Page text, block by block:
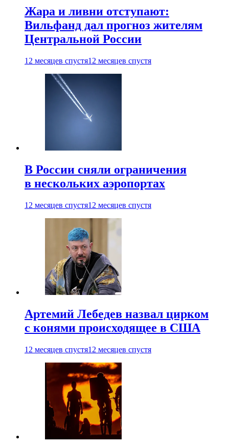
Жара и ливни отступают:
Вильфанд дал прогноз жителям
Центральной России
12 месяцев спустя12 месяцев спустя
В России сняли ограничения
в нескольких аэропортах
12 месяцев спустя12 месяцев спустя
Артемий Лебедев назвал цирком
с конями происходящее в США
12 месяцев спустя12 месяцев спустя